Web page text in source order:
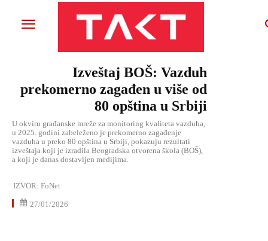
Izveštaj BOŠ: Vazduh
prekomerno zagađen u više od
80 opština u Srbiji
U okviru građanske mreže za monitoring kvaliteta vazduha,
u 2025. godini zabeleženo je prekomerno zagađenje
vazduha u preko 80 opština u Srbiji, pokazuju rezultati
izveštaja koji je izradila Beogradska otvorena škola (BOŠ),
a koji je danas dostavljen medijima.
IZVOR: FoNet
27/01/2026